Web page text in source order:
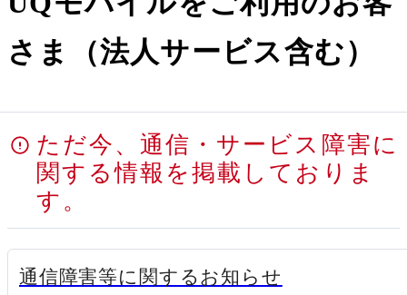
さま（法人サービス含む）
ただ今、通信・サービス障害に
関する情報を掲載しておりま
す。
通信障害等に関するお知らせ